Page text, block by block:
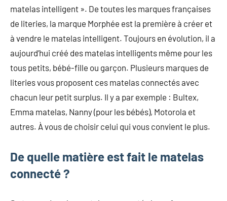
matelas intelligent ». De toutes les marques françaises
de literies, la marque Morphée est la première à créer et
à vendre le matelas intelligent. Toujours en évolution, il a
aujourd’hui créé des matelas intelligents même pour les
tous petits, bébé-fille ou garçon. Plusieurs marques de
literies vous proposent ces matelas connectés avec
chacun leur petit surplus. Il y a par exemple : Bultex,
Emma matelas, Nanny (pour les bébés), Motorola et
autres. À vous de choisir celui qui vous convient le plus.
De quelle matière est fait le matelas
connecté ?